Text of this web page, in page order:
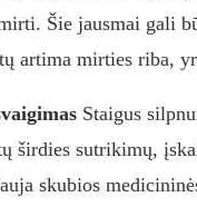
Šie jausmai gali
artima mirties riba,
Staigus
širdies sutrikimų,
skubios